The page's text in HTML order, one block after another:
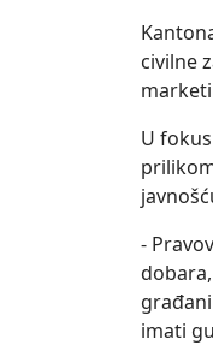
civilne
U
-
imati